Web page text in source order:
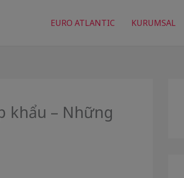
EURO ATLANTIC KURUMSAL
khẩu – Những